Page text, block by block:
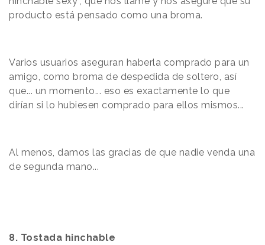
producto está pensado como una broma.
Varios usuarios aseguran haberla comprado para un
amigo, como broma de despedida de soltero, así
que... un momento... eso es exactamente lo que
dirían si lo hubiesen comprado para ellos mismos...
Al menos, damos las gracias de que nadie venda una
de segunda mano...
8. Tostada hinchable